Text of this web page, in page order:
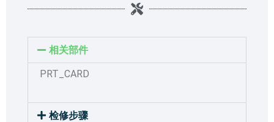
相关部件
PRT_CARD
检修步骤